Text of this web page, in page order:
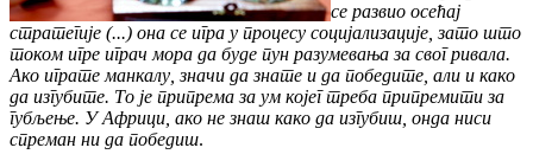
се развио осећај
стратегије (...) она се игра у процесу социјализације, зато што
током игре играч мора да буде пун разумевања за свог ривала.
Ако играте манкалу, значи да знате и да победите, али и како
да изгубите. То је припрема за ум којег треба припремити за
губљење. У Африци, ако не знаш како да изгубиш, онда ниси
спреман ни да победиш.